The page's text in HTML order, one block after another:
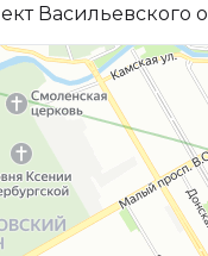
Васильевского